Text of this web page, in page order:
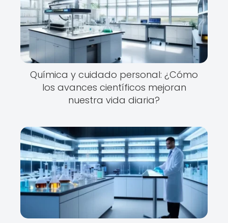
Química y cuidado personal: ¿Cómo
los avances científicos mejoran
nuestra vida diaria?